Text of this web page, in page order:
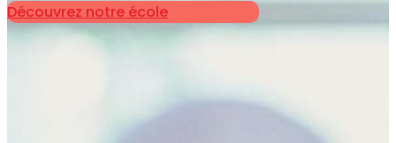
Découvrez notre école